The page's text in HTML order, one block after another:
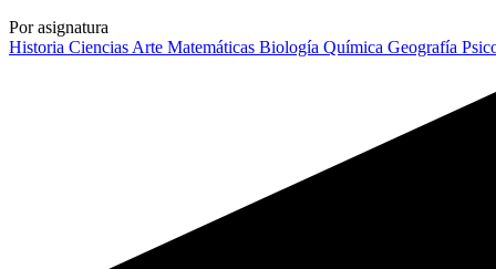
Por asignatura
Historia Ciencias Arte Matemáticas Biología Química Geografía